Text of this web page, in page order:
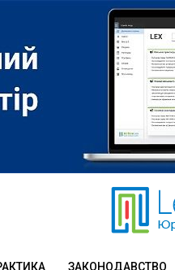
ЗАКОНОДАВСТВО